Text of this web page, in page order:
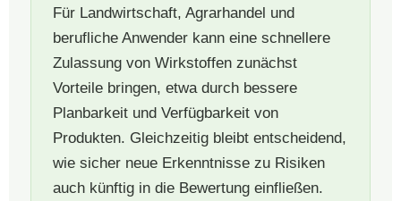
Für Landwirtschaft, Agrarhandel und
berufliche Anwender kann eine schnellere
Zulassung von Wirkstoffen zunächst
Vorteile bringen, etwa durch bessere
Planbarkeit und Verfügbarkeit von
Produkten. Gleichzeitig bleibt entscheidend,
wie sicher neue Erkenntnisse zu Risiken
auch künftig in die Bewertung einfließen.